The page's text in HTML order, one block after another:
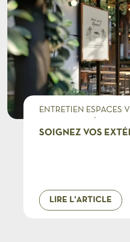
SOIGNEZ VOS
ENTRETIEN ESPACES
LIRE L'ARTICLE